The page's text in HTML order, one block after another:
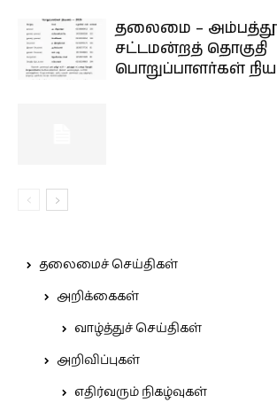
தலைமை –
சட்டமன்றத் தொகுதி
பொறுப்பாளர்கள்
தலைமைச் செய்திகள்
அறிக்கைகள்
வாழ்த்துச் செய்திகள்
அறிவிப்புகள்
எதிர்வரும் நிகழ்வுகள்